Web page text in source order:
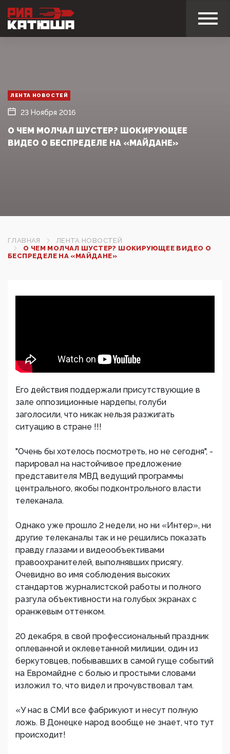
ЛЕНТА НОВОСТЕЙ
23 Ноября 2016
О ЧЕМ МОЛЧАЛ ШУСТЕР? ШОКИРУЮЩЕЕ
ВИДЕО О БЕСПРЕДЕЛЕ НА «МАЙДАНЕ»
ГЛАВНАЯ
ЛЕНТА НОВОСТЕЙ
О ЧЕМ МОЛЧАЛ ШУСТЕР? ШОКИРУЮЩЕЕ ВИДЕО О
БЕСПРЕДЕЛЕ НА «МАЙДАНЕ»
Его действия поддержали присутствующие в
зале оппозиционные нардепы, голуби
заголосили, что никак нельзя разжигать
ситуацию в стране !!!
"Очень бы хотелось посмотреть, но не сегодня", -
парировал на настойчивое предложение
представителя МВД ведущий программы
центрального, якобы подконтрольного власти
телеканала.
Однако уже прошло 2 недели, но ни «Интер», ни
другие телеканалы так и не решились показать
правду глазами и видеообъективами
правоохранителей, выполнявших присягу.
Очевидно во имя соблюдения высоких
стандартов журналистской работы и полного
разгула объективности на голубых экранах с
оранжевым оттенком.
20 декабря, в свой профессиональный праздник
оплеванной и оклеветанной милиции, один из
беркутовцев, побывавших в самой гуще событий
на Евромайдне с болью и простыми словами
изложил то, что видел и прочувствовал там.
«У нас в СМИ все фабрикуют и несут полную
ложь. В Донецке народ вообще не знает, что тут
происходит!